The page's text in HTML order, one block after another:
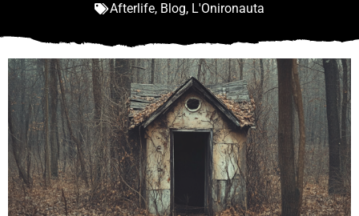
Afterlife, Blog, L'Onironauta